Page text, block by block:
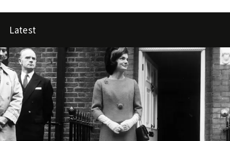
Latest